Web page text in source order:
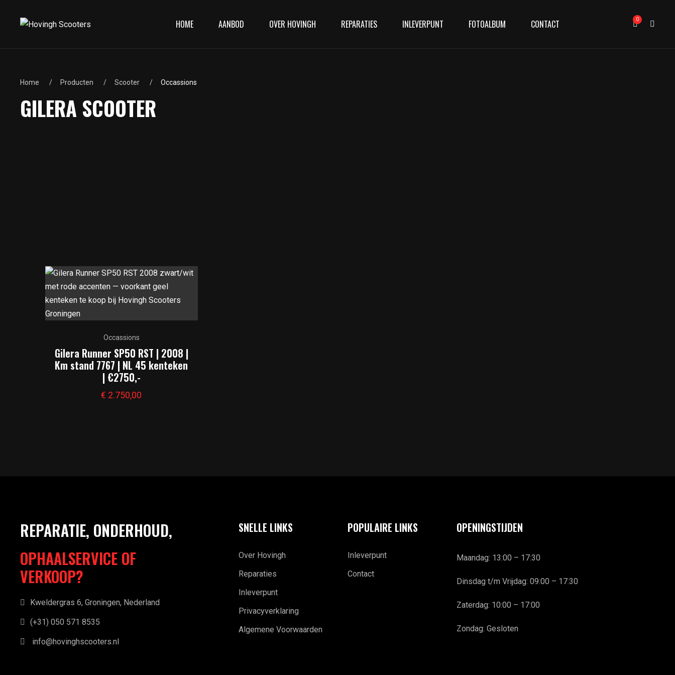
HOME AANBOD OVER HOVINGH REPARATIES INLEVERPUNT FOTOALBUM CONTACT 0
Home Producten Scooter Occassions
GILERA SCOOTER
Occassions
Gilera Runner SP50 RST | 2008 |
Km stand 7767 | NL 45 kenteken
| €2750,-
€ 2.750,00
REPARATIE, ONDERHOUD,
OPHAALSERVICE OF
VERKOOP?
Kweldergras 6, Groningen, Nederland
(+31) 050 571 8535
info@hovinghscooters.nl
SNELLE LINKS
Over Hovingh
Reparaties
Inleverpunt
Privacyverklaring
Algemene Voorwaarden
POPULAIRE LINKS
Inleverpunt
Contact
OPENINGSTIJDEN
Maandag: 13:00 – 17:30
Dinsdag t/m Vrijdag: 09:00 – 17:30
Zaterdag: 10:00 – 17:00
Zondag: Gesloten